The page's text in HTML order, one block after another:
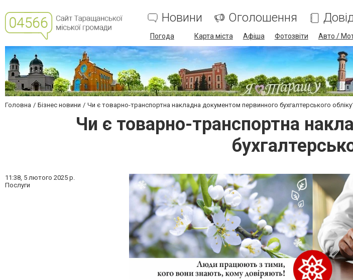
Новини Оголошення
Погода Карта міста Афіша Фотозвіти Авто /
Головна Бізнес новини Чи є товарно-транспортна накладна документом первинного бухгалтерського
Чи є товарно-транспортна
11:38, 5 лютого 2025 р.
Послуги